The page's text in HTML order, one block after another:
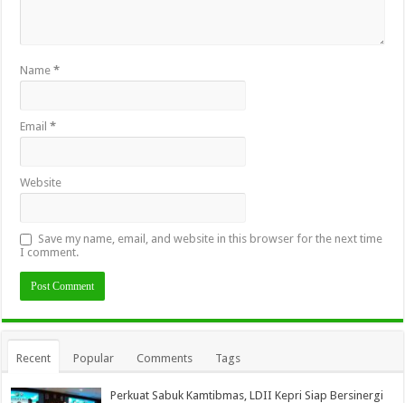
Name*
Email*
Website
Save my name, email, and website in this browser for the next time
I comment.
Recent Popular Comments Tags
Perkuat Sabuk Kamtibmas, LDII Kepri Siap Bersinergi